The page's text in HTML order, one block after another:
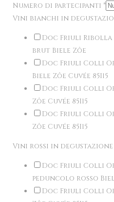
Numero di partecipanti *
Vini bianchi in
Doc Friuli Ribolla
brut Biele Zôe
Doc Friuli Colli
Biele Zôe Cuvée 85I15
Doc Friuli Colli
Zôe Cuvée 85I15
Doc Friuli Colli
Zôe Cuvée 85I15
Vini rossi in degustazione
Doc Friuli Colli
peduncolo rosso
Doc Friuli Colli